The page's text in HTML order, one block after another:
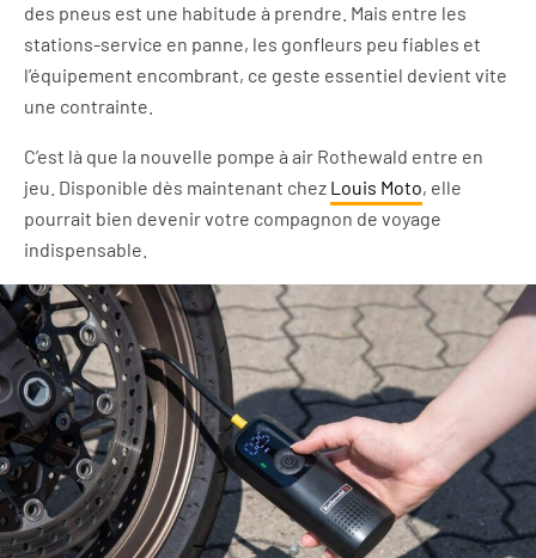
des pneus est une habitude à prendre. Mais entre les
stations-service en panne, les gonfleurs peu fiables et
l’équipement encombrant, ce geste essentiel devient vite
une contrainte.
C’est là que la nouvelle pompe à air Rothewald entre en
jeu. Disponible dès maintenant chez Louis Moto, elle
pourrait bien devenir votre compagnon de voyage
indispensable.